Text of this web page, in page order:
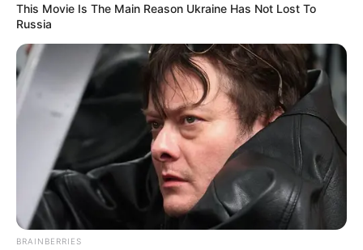
This Movie Is The Main Reason Ukraine Has Not Lost To
Russia
BRAINBERRIES